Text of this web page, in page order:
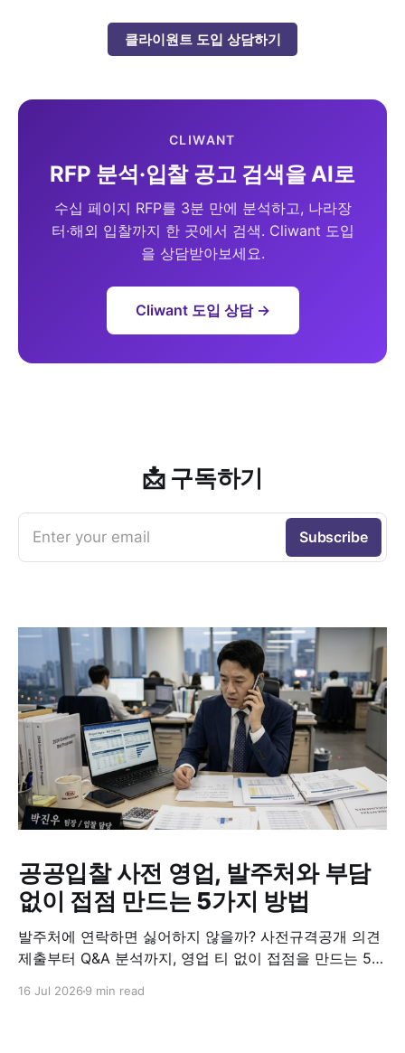
클라이원트 도입 상담하기
CLIWANT
RFP 분석·입찰 공고 검색을 AI로
수십 페이지 RFP를 3분 만에 분석하고, 나라장
터·해외 입찰까지 한 곳에서 검색. Cliwant 도입
을 상담받아보세요.
Cliwant 도입 상담 →
📩 구독하기
Enter your email Subscribe
공공입찰 사전 영업, 발주처와 부담
없이 접점 만드는 5가지 방법
발주처에 연락하면 싫어하지 않을까? 사전규격공개 의견
제출부터 Q&A 분석까지, 영업 티 없이 접점을 만드는 5가
16 Jul 2026 9 min read